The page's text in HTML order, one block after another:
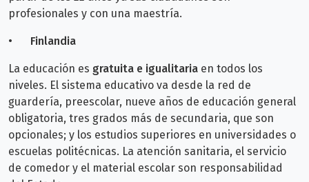
profesionales y con una maestría.
• Finlandia
La educación es gratuita e igualitaria en todos los
niveles. El sistema educativo va desde la red de
guardería, preescolar, nueve años de educación general
obligatoria, tres grados más de secundaria, que son
opcionales; y los estudios superiores en universidades o
escuelas politécnicas. La atención sanitaria, el servicio
de comedor y el material escolar son responsabilidad